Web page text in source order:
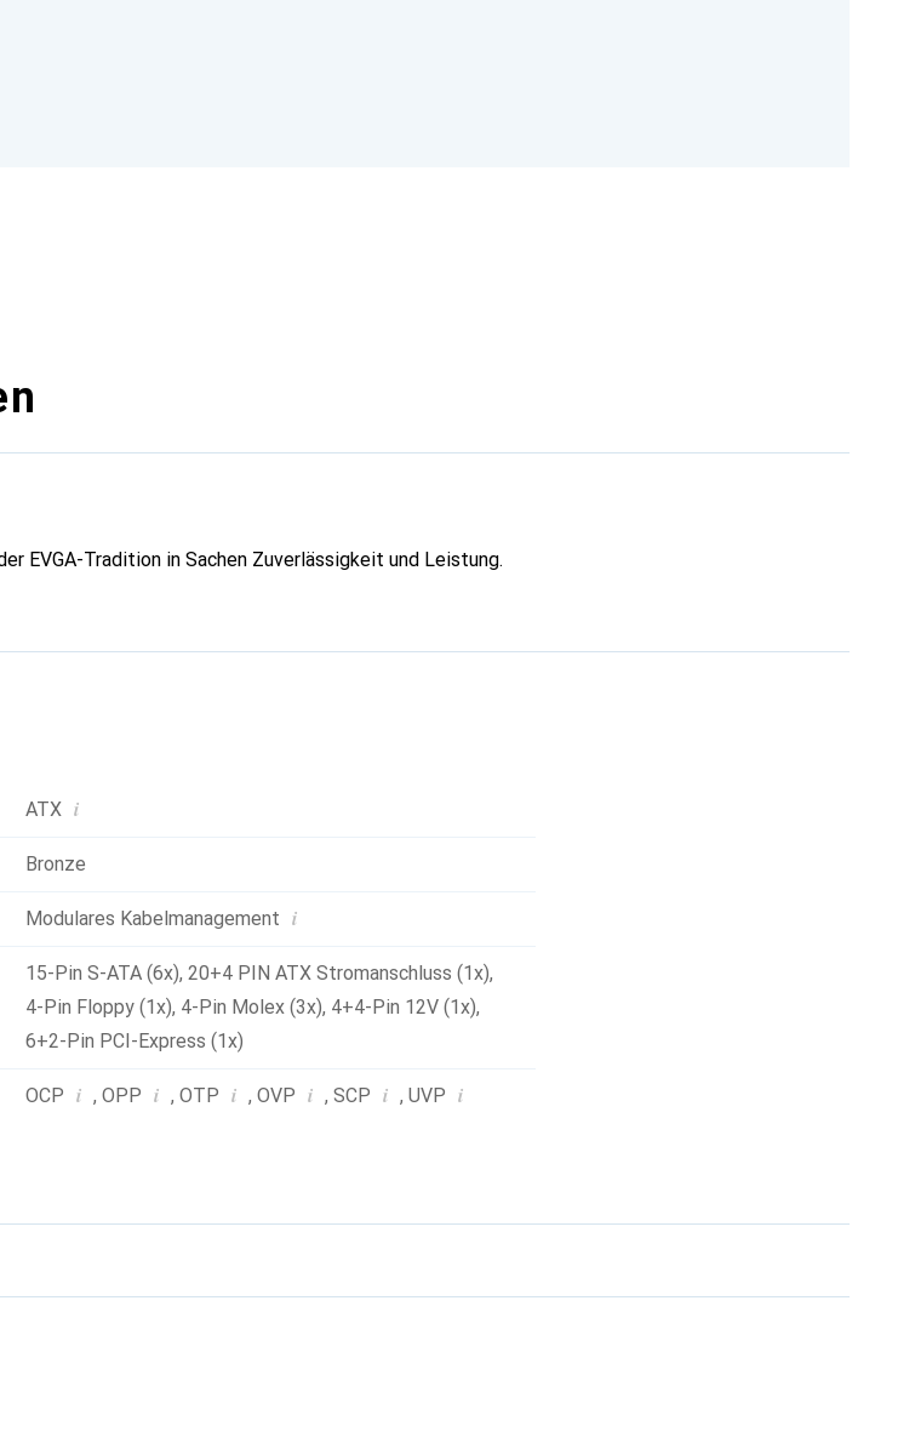
EVGA-Tradition in Sachen Zuverlässigkeit und Leistung.
ATX i
Bronze
Modulares Kabelmanagement i
15-Pin S-ATA (6x), 20+4 PIN ATX Stromanschluss (1x),
4-Pin Floppy (1x), 4-Pin Molex (3x), 4+4-Pin 12V (1x),
6+2-Pin PCI-Express (1x)
OCP i , OPP i , OTP i , OVP i , SCP i , UVP i